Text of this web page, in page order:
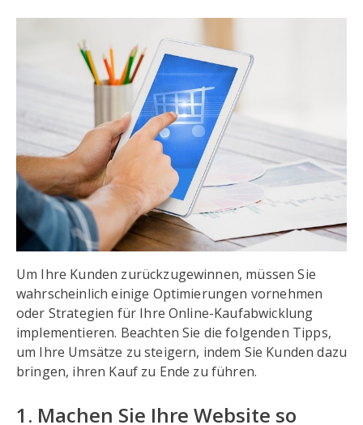
Um Ihre Kunden zurückzugewinnen, müssen Sie
wahrscheinlich einige Optimierungen vornehmen
oder Strategien für Ihre Online-Kaufabwicklung
implementieren. Beachten Sie die folgenden Tipps,
um Ihre Umsätze zu steigern, indem Sie Kunden dazu
bringen, ihren Kauf zu Ende zu führen.
1. Machen Sie Ihre Website so